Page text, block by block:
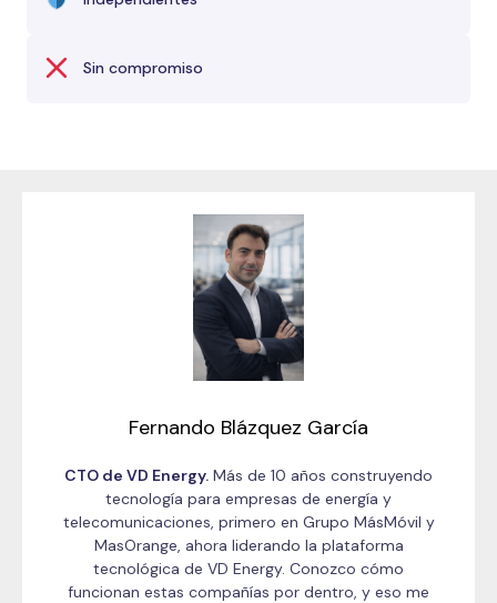
Sin compromiso
Fernando Blázquez García
CTO de VD Energy. Más de 10 años construyendo
tecnología para empresas de energía y
telecomunicaciones, primero en Grupo MásMóvil y
MasOrange, ahora liderando la plataforma
tecnológica de VD Energy. Conozco cómo
funcionan estas compañías por dentro, y eso me